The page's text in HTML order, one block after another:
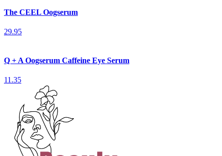
The CEEL Oogserum
29.95
Q + A Oogserum Caffeine Eye Serum
11.35